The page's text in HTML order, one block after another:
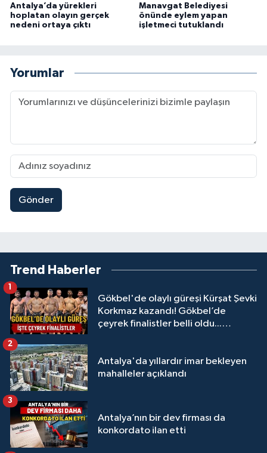
Antalya’da yürekleri
hoplatan olayın gerçek
nedeni ortaya çıktı
Manavgat Belediyesi
önünde eylem yapan
işletmeci tutuklandı
Yorumlar
Gönder
Trend Haberler
Gökbel'de olaylı güreşi Kürşat Şevki
Korkmaz kazandı! Gökbel’de
çeyrek finalistler belli oldu...
1
Antalya'da yıllardır imar bekleyen
mahalleler açıklandı
2
Antalya’nın bir dev firması da
konkordato ilan etti
3